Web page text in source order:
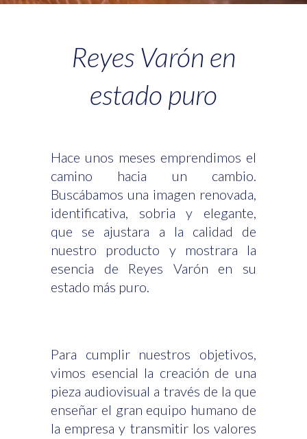
Reyes Varón en
estado puro
Hace unos meses emprendimos el
camino hacia un cambio.
Buscábamos una imagen renovada,
identificativa, sobria y elegante,
que se ajustara a la calidad de
nuestro producto y mostrara la
esencia de Reyes Varón en su
estado más puro.
Para cumplir nuestros objetivos,
vimos esencial la creación de una
pieza audiovisual a través de la que
enseñar el gran equipo humano de
la empresa y transmitir los valores